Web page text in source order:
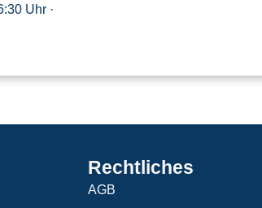
Uhr ·
Rechtliches
AGB